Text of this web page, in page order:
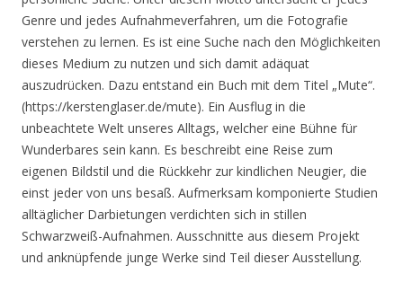
Genre und jedes Aufnahmeverfahren, um die Fotografie
verstehen zu lernen. Es ist eine Suche nach den Möglichkeiten
dieses Medium zu nutzen und sich damit adäquat
auszudrücken. Dazu entstand ein Buch mit dem Titel „Mute“.
(https://kerstenglaser.de/mute). Ein Ausflug in die
unbeachtete Welt unseres Alltags, welcher eine Bühne für
Wunderbares sein kann. Es beschreibt eine Reise zum
eigenen Bildstil und die Rückkehr zur kindlichen Neugier, die
einst jeder von uns besaß. Aufmerksam komponierte Studien
alltäglicher Darbietungen verdichten sich in stillen
Schwarzweiß-Aufnahmen. Ausschnitte aus diesem Projekt
und anknüpfende junge Werke sind Teil dieser Ausstellung.